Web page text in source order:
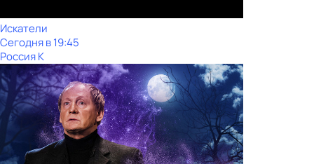
Искатели
Сегодня в 19:45
Россия К